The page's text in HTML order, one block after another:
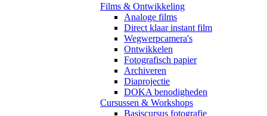
Films & Ontwikkeling
Analoge films
Direct klaar instant film
Wegwerpcamera's
Ontwikkelen
Fotografisch papier
Archiveren
Diaprojectie
DOKA benodigheden
Cursussen & Workshops
Basiscursus fotografie